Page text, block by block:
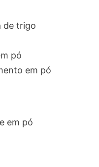
de trigo
pó
em pó
em pó